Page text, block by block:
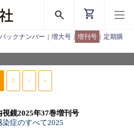
search shopping_cart
バックナンバー | 増大号 | 増刊号 | 定期購
2 > »
視鏡2025年37巻増刊号
染症のすべて2025